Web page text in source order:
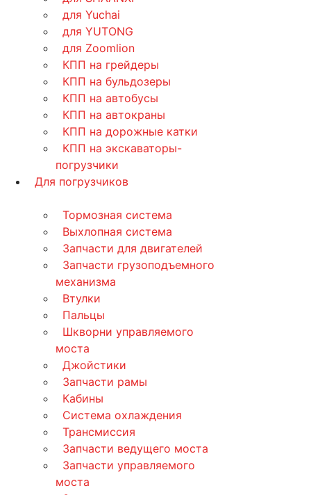
для Yuchai
для YUTONG
для Zoomlion
КПП на грейдеры
КПП на бульдозеры
КПП на автобусы
КПП на автокраны
КПП на дорожные катки
КПП на экскаваторы-
погрузчики
Для погрузчиков
Тормозная система
Выхлопная система
Запчасти для двигателей
Запчасти грузоподъемного
механизма
Втулки
Пальцы
Шкворни управляемого
моста
Джойстики
Запчасти рамы
Кабины
Система охлаждения
Трансмиссия
Запчасти ведущего моста
Запчасти управляемого
моста